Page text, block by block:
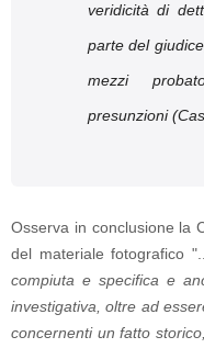
veridicità di
parte del
mezzi
presunzioni
Osserva in conclusione la
del materiale fotografico
compiuta e specifica e
investigativa, oltre ad
concernenti un fatto